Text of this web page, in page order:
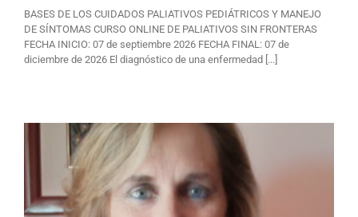
BASES DE LOS CUIDADOS PALIATIVOS PEDIÁTRICOS Y MANEJO
DE SÍNTOMAS CURSO ONLINE DE PALIATIVOS SIN FRONTERAS
FECHA INICIO: 07 de septiembre 2026 FECHA FINAL: 07 de
diciembre de 2026 El diagnóstico de una enfermedad [...]